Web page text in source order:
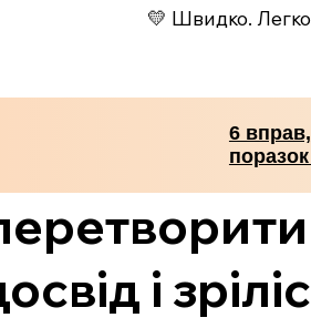
💛 Швидко.
6
і